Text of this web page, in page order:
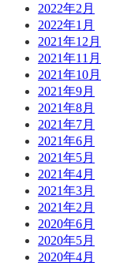
2022年2月
2022年1月
2021年12月
2021年11月
2021年10月
2021年9月
2021年8月
2021年7月
2021年6月
2021年5月
2021年4月
2021年3月
2021年2月
2020年6月
2020年5月
2020年4月